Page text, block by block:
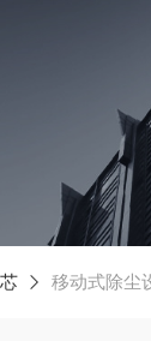
移动式除尘